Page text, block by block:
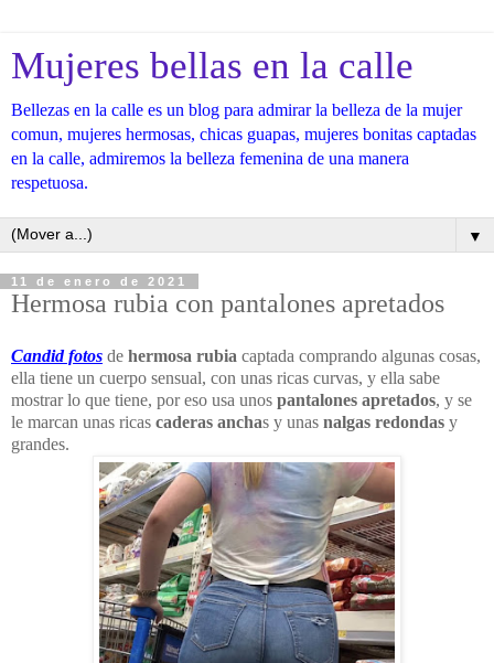
Mujeres bellas en la calle
Bellezas en la calle es un blog para admirar la belleza de la mujer
comun, mujeres hermosas, chicas guapas, mujeres bonitas captadas
en la calle, admiremos la belleza femenina de una manera
respetuosa.
▼
11 de enero de 2021
Hermosa rubia con pantalones apretados
Candid fotos de hermosa rubia captada comprando algunas cosas,
ella tiene un cuerpo sensual, con unas ricas curvas, y ella sabe
mostrar lo que tiene, por eso usa unos pantalones apretados, y se
le marcan unas ricas caderas anchas y unas nalgas redondas y
grandes.